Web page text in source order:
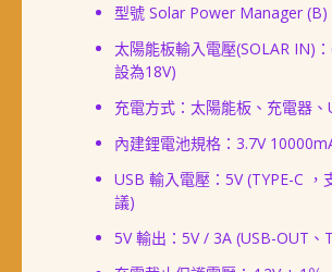
型號 Solar Power Manager (B)
太陽能板輸入電壓(SOLAR IN)
設為18V)
充電方式：太陽能板、充電器、
內建鋰電池規格：3.7V
USB 輸入電壓：5V (TYPE-C ，
議)
5V 輸出：5V / 3A (USB-OUT、